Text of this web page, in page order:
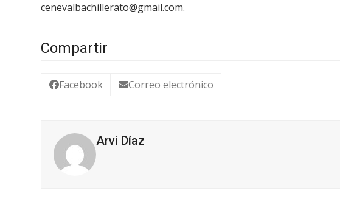
cenevalbachillerato@gmail.com.
Compartir
Facebook Correo electrónico
Arvi Díaz